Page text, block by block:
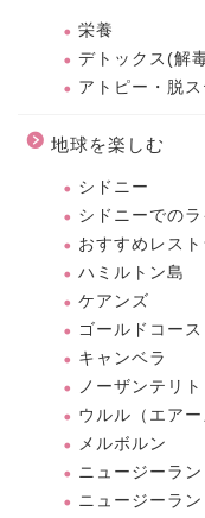
栄養
デトックス(解
アトピー・脱
地球を楽しむ
シドニー
シドニーでの
おすすめレス
ハミルトン島
ケアンズ
ゴールドコース
キャンベラ
ノーザンテリト
ウルル（エアー
メルボルン
ニュージーラ
ニュージーラ